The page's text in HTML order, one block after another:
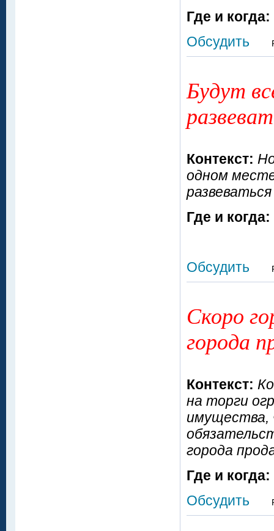
Где и когда:
Обсудить
Будут
Контекст:
одном
развеваться
Где и когда:
Обсудить
Скоро
города
Контекст:
на торги
имущества,
города
Где и когда:
Обсудить